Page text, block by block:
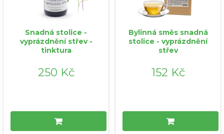
Snadná stolice -
vyprázdnění střev -
tinktura
250 Kč
Bylinná směs snadná
stolice - vyprázdnění
střev
152 Kč